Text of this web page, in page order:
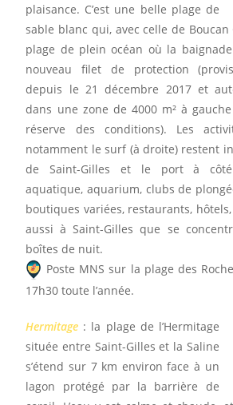
plaisance. C’est une belle plage de
sable blanc qui, avec celle de Boucan
plage de plein océan où la
nouveau filet de protection
depuis le 21 décembre 2017 et
dans une zone de 4000 m² à
réserve des conditions). Les
notamment le surf (à droite) restent
de Saint-Gilles et le port à
aquatique, aquarium, clubs de
boutiques variées, restaurants, hôtels,
aussi à Saint-Gilles que se
boîtes de nuit.
Poste MNS sur la plage des
17h30 toute l’année.
Hermitage : la plage de l’Hermitage
située entre Saint-Gilles et la Saline
s’étend sur 7 km environ face à un
lagon protégé par la barrière de